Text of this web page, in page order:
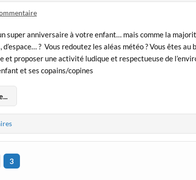
super anniversaire à votre enfant… mais comme la
d’espace… ? Vous redoutez les aléas météo ? Vous êtes
et proposer une activité ludique et respectueuse de
et ses copains/copines
3